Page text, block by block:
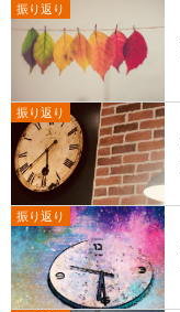
振り返り
振り返り
振り返り